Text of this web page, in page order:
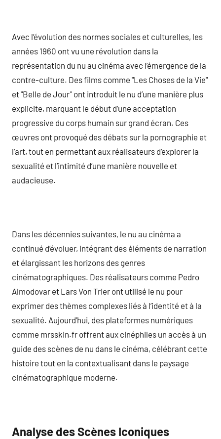
Avec l’évolution des normes sociales et culturelles, les
années 1960 ont vu une révolution dans la
représentation du nu au cinéma avec l’émergence de la
contre-culture. Des films comme "Les Choses de la Vie"
et "Belle de Jour" ont introduit le nu d’une manière plus
explicite, marquant le début d’une acceptation
progressive du corps humain sur grand écran. Ces
œuvres ont provoqué des débats sur la pornographie et
l’art, tout en permettant aux réalisateurs d’explorer la
sexualité et l’intimité d’une manière nouvelle et
audacieuse.
Dans les décennies suivantes, le nu au cinéma a
continué d’évoluer, intégrant des éléments de narration
et élargissant les horizons des genres
cinématographiques. Des réalisateurs comme Pedro
Almodovar et Lars Von Trier ont utilisé le nu pour
exprimer des thèmes complexes liés à l’identité et à la
sexualité. Aujourd’hui, des plateformes numériques
comme mrsskin.fr offrent aux cinéphiles un accès à un
guide des scènes de nu dans le cinéma, célébrant cette
histoire tout en la contextualisant dans le paysage
cinématographique moderne.
Analyse des Scènes Iconiques